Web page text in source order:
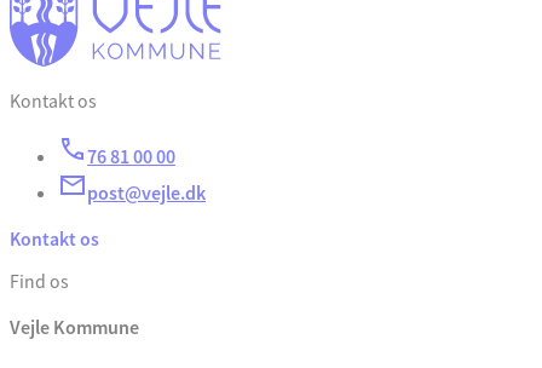
Kontakt os
76 81 00 00
post@vejle.dk
Kontakt os
Find os
Vejle Kommune